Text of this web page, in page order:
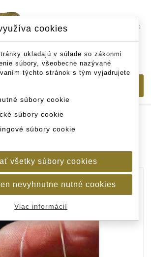
0
Akciová ponuka
eshope
cookies
ukladajú v súlade so zákonmi
súbory, všeobecne nazývané
týchto stránok s tým vyjadrujete
súbory cookie
súbory cookie
súbory cookie
všetky súbory cookies
nevyhnutne nutné cookies
Viac informácií